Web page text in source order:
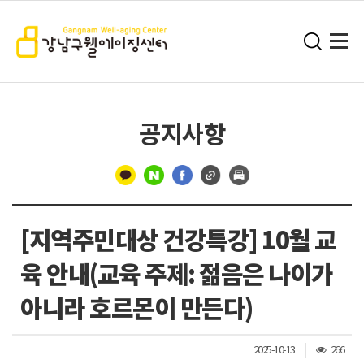
공지사항
분
선
[지역주민대상 건강특강] 10월 교
육 안내(교육 주제: 젊음은 나이가
아니라 호르몬이 만든다)
2025-10-13
조
266